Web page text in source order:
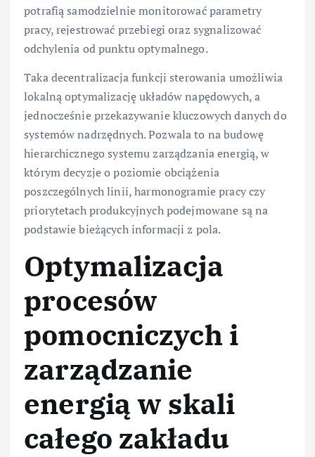
potrafią samodzielnie monitorować parametry
pracy, rejestrować przebiegi oraz sygnalizować
odchylenia od punktu optymalnego.
Taka decentralizacja funkcji sterowania umożliwia
lokalną optymalizację układów napędowych, a
jednocześnie przekazywanie kluczowych danych do
systemów nadrzędnych. Pozwala to na budowę
hierarchicznego systemu zarządzania energią, w
którym decyzje o poziomie obciążenia
poszczególnych linii, harmonogramie pracy czy
priorytetach produkcyjnych podejmowane są na
podstawie bieżących informacji z pola.
Optymalizacja
procesów
pomocniczych i
zarządzanie
energią w skali
całego zakładu